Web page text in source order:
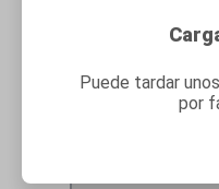
Puede tardar
por